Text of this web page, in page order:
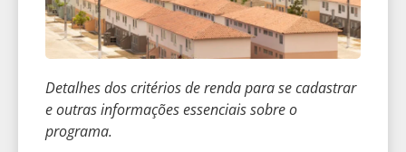
Detalhes dos critérios de renda para se cadastrar
e outras informações essenciais sobre o
programa.